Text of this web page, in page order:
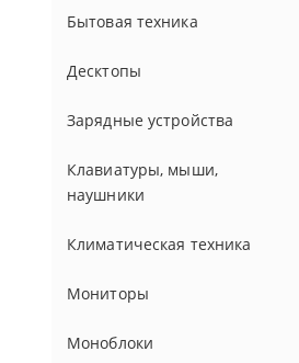
Бытовая техника
Десктопы
Зарядные устройства
Клавиатуры, мыши,
наушники
Климатическая техника
Мониторы
Моноблоки